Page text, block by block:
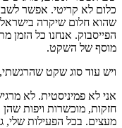
הפייסבוק. אנחנו כל
מוסף של השקט.
ויש עוד סוג שקט שהרגשתי,
אני לא פמיניסטית. לא
חזקות, מוכשרות ויפות
מעצים. בכל הפעילות שלי,